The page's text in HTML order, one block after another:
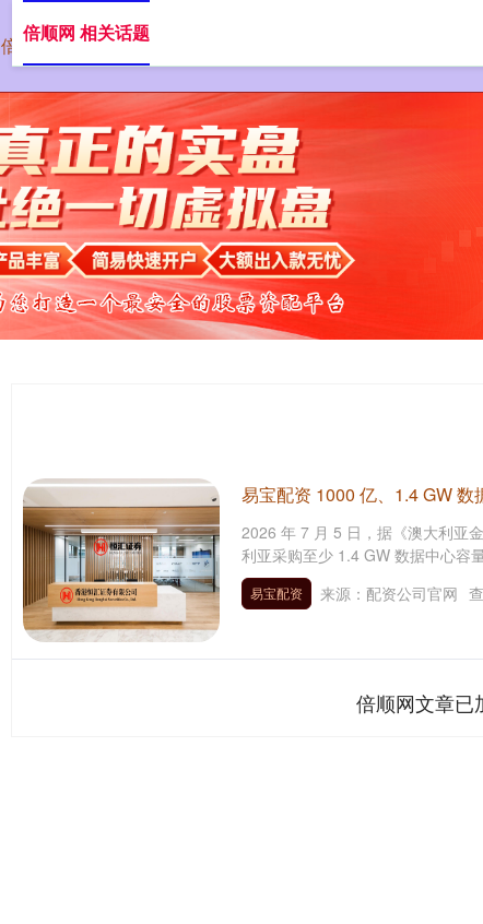
倍顺网 配资炒股
倍顺网 相关话题
易宝配资 1000 亿、1.4 GW 数
2026 年 7 月 5 日，据《澳大利亚
利亚采购至少 1.4 GW 数据中心容
易宝配资 来源：配资公司官网
倍顺网文章已